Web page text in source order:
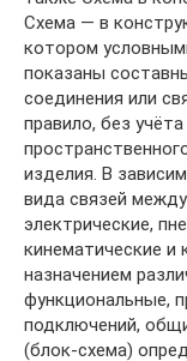
Схема — в
котором
показаны
соединения или
правило, без
изделия. В
вида связей
электрические,
кинематические и
назначением
функциональные,
подключений,
(блок-схема)